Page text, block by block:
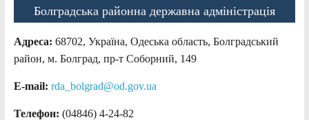
Болградська районна державна адміністрація
Адреса: 68702, Україна, Одеська область, Болградський
район, м. Болград, пр-т Соборний, 149
E-mail: rda_bolgrad@od.gov.ua
Телефон: (04846) 4-24-82